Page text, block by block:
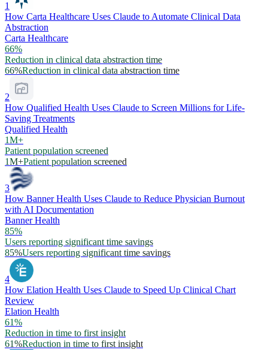
1
How Carta Healthcare Uses Claude to Automate Clinical Data
Abstraction
Carta Healthcare
66%
Reduction in clinical data abstraction time
66%Reduction in clinical data abstraction time
2
How Qualified Health Uses Claude to Screen Millions for Life-
Saving Treatments
Qualified Health
1M+
Patient population screened
1M+Patient population screened
3
How Banner Health Uses Claude to Reduce Physician Burnout
with AI Documentation
Banner Health
85%
Users reporting significant time savings
85%Users reporting significant time savings
4
How Elation Health Uses Claude to Speed Up Clinical Chart
Review
Elation Health
61%
Reduction in time to first insight
61%Reduction in time to first insight